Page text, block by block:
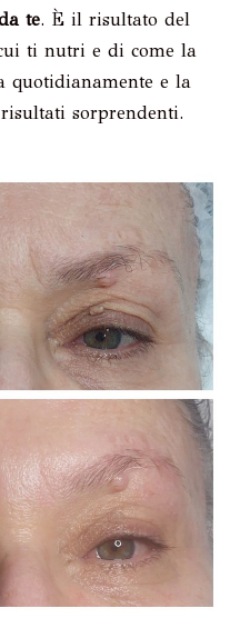
te. È il risultato del
ti nutri e di come la
quotidianamente e la
sorprendenti.